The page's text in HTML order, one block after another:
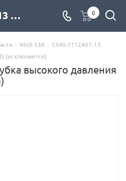
5340.1112407-13 Трубка высокого давления (ЯМЗ) (исключается) для дизельных двигателей купить со склада с доставкой по цене официального дилера - компания Дизель Экспорт 0
- ЯМЗ-530 - 5340.1112407-13
(исключается)
высокого давления